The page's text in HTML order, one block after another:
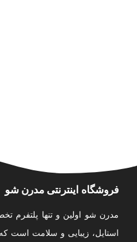
فروشگاه اینترنتی مدرن شو
مدرن شو اولین و تنها پلتفرم
استایل، زیبایی و سلامت است